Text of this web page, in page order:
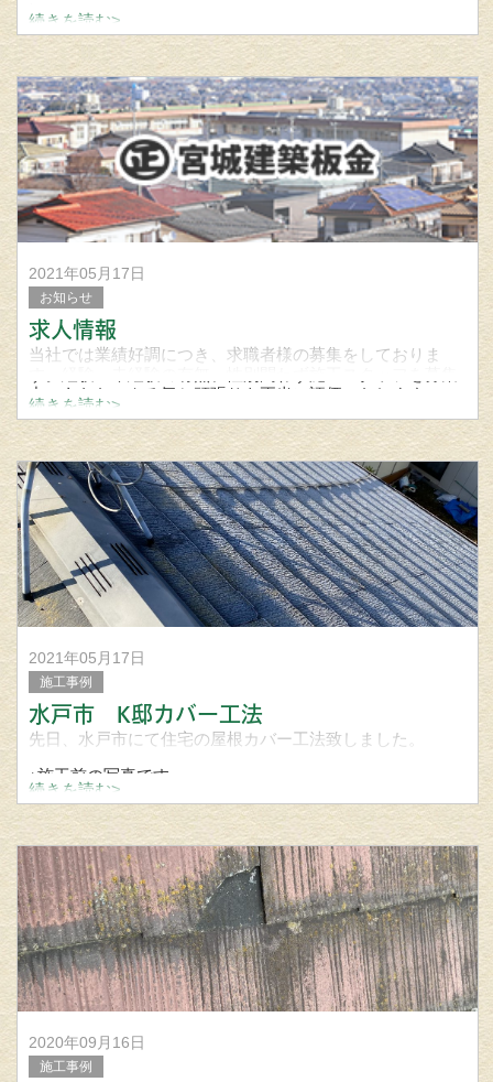
に。
屋根、外壁、雨樋の事なら宮城建築板金にお問い合わせ下
さい
続きを読む>
2021年05月17日
お知らせ
求人情報
当社では業績好調につき、求職者様の募集をしておりま
中。あなたのやる気と頑張りを正当に評価いたします。
いたします。その他
続きを読む>
2021年05月17日
施工事例
水戸市 K邸カバー工法
先日、水戸市にて住宅の屋根カバー工法致しました。
↑施工前の写真です
改修用粘着ルーフィング
屋根、外壁、雨樋の事なら宮城建築板金にお問い合わせ下
さい。
続きを読む>
2020年09月16日
施工事例